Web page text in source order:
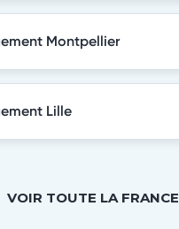
Montpellier
Lille
VOIR TOUTE LA FRANCE